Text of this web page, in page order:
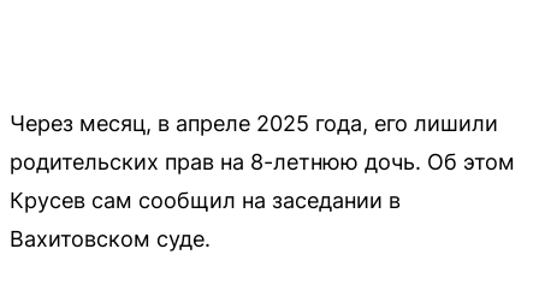
Через месяц, в апреле 2025 года, его лишили
родительских прав на 8-летнюю дочь. Об этом
Крусев сам сообщил на заседании в
Вахитовском суде.